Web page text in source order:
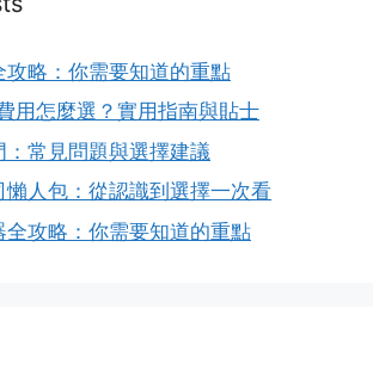
略：你需要知道的重點
用怎麼選？實用指南與貼士
常見問題與選擇建議
人包：從認識到選擇一次看
攻略：你需要知道的重點